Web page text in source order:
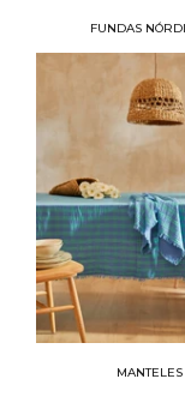
FUNDAS
MANTELES